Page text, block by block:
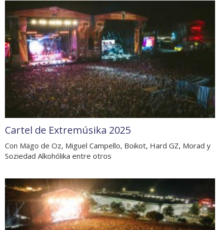
Cartel de Extremúsika 2025
Con Mägo de Oz, Miguel Campello, Boikot, Hard GZ, Morad y
Soziedad Alkohólika entre otros